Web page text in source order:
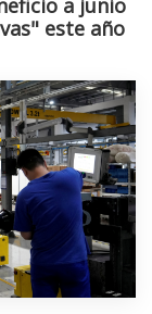
a junio
este año